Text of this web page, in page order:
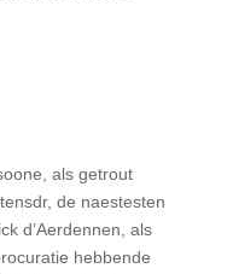
als getrout
de naestesten
d’Aerdennen, als
hebbende